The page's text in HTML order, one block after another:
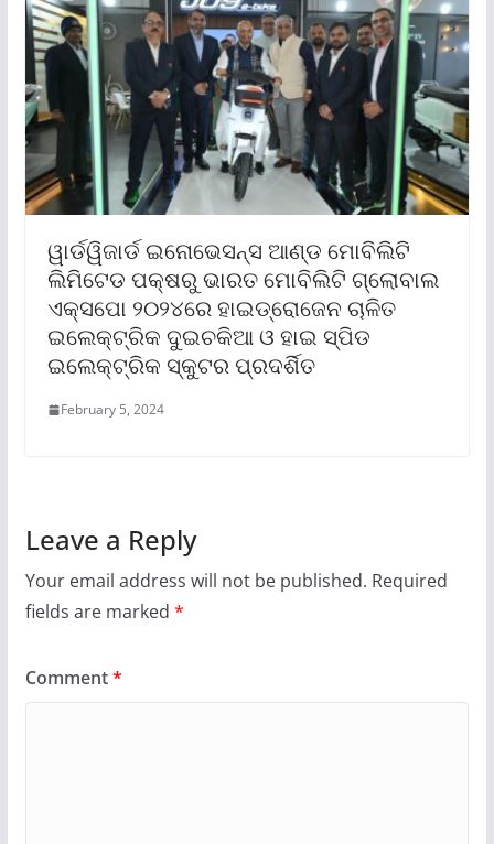
ୱାର୍ଡୱିଜାର୍ଡ ଇନୋଭେସନ୍ସ ଆଣ୍ଡ ମୋବିଲିଟି
ଲିମିଟେଡ ପକ୍ଷରୁ ଭାରତ ମୋବିଲିଟି ଗ୍ଲୋବାଲ
ଏକ୍ସପୋ ୨୦୨୪ରେ ହାଇଡ୍ରୋଜେନ ଚାଳିତ
ଇଲେକ୍ଟ୍ରିକ ଦୁଇଚକିଆ ଓ ହାଇ ସ୍ପିଡ
ଇଲେକ୍ଟ୍ରିକ ସ୍କୁଟର ପ୍ରଦର୍ଶିତ
February 5, 2024
Leave a Reply
Your email address will not be published. Required
fields are marked *
Comment*